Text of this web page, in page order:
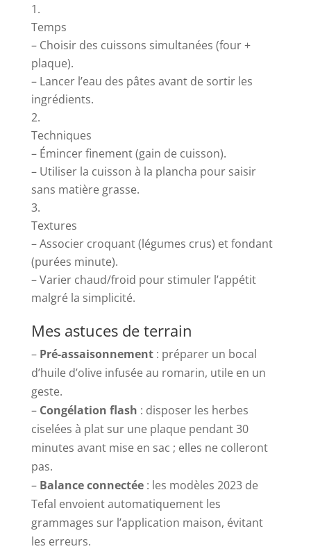
Temps
– Choisir des cuissons simultanées (four +
plaque).
– Lancer l’eau des pâtes avant de sortir les
ingrédients.
Techniques
– Émincer finement (gain de cuisson).
– Utiliser la cuisson à la plancha pour saisir
sans matière grasse.
Textures
– Associer croquant (légumes crus) et fondant
(purées minute).
– Varier chaud/froid pour stimuler l’appétit
malgré la simplicité.
Mes astuces de terrain
– Pré-assaisonnement: préparer un bocal
d’huile d’olive infusée au romarin, utile en un
geste.
– Congélation flash : disposer les herbes
ciselées à plat sur une plaque pendant 30
minutes avant mise en sac ; elles ne colleront
pas.
– Balance connectée: les modèles 2023 de
Tefal envoient automatiquement les
grammages sur l’application maison, évitant
les erreurs.